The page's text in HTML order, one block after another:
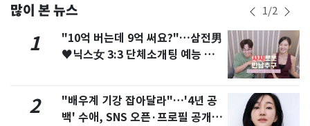
많이 본 뉴스 1/2
1
"10억 버는데 9억 써요?"…삼전男
♥닉스女 3:3 단체소개팅 예능 화
2
"배우계 기강 잡아달라"…'4년 공
백' 수애, SNS 오픈·프로필 공개